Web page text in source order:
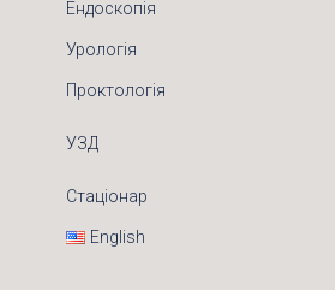
Ендоскопія
Урологія
Проктологія
УЗД
Стаціонар
English